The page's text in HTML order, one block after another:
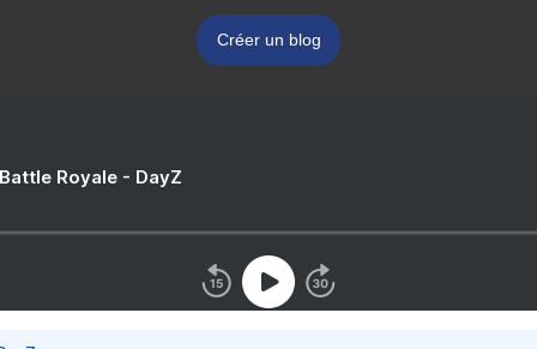
Créer un blog
Royale - DayZ